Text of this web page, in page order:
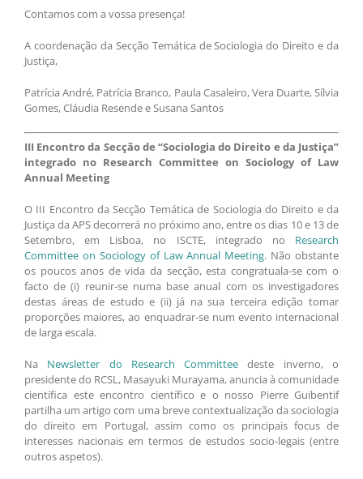
Contamos com a vossa presença!
A coordenação da Secção Temática de Sociologia do Direito e da
Justiça,
Patrícia André, Patrícia Branco, Paula Casaleiro, Vera Duarte, Sílvia
Gomes, Cláudia Resende e Susana Santos
III Encontro da Secção de “Sociologia do Direito e da Justiça”
integrado no Research Committee on Sociology of Law
Annual Meeting
O III Encontro da Secção Temática de Sociologia do Direito e da
Justiça da APS decorrerá no próximo ano, entre os dias 10 e 13 de
Setembro, em Lisboa, no ISCTE, integrado no Research
Committee on Sociology of Law Annual Meeting. Não obstante
os poucos anos de vida da secção, esta congratuala-se com o
facto de (i) reunir-se numa base anual com os investigadores
destas áreas de estudo e (ii) já na sua terceira edição tomar
proporções maiores, ao enquadrar-se num evento internacional
de larga escala.
Na Newsletter do Research Committee deste inverno, o
presidente do RCSL, Masayuki Murayama, anuncia à comunidade
científica este encontro científico e o nosso Pierre Guibentif
partilha um artigo com uma breve contextualização da sociologia
do direito em Portugal, assim como os principais focus de
interesses nacionais em termos de estudos socio-legais (entre
outros aspetos).